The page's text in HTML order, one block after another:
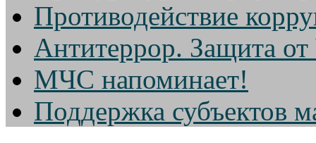
Противодействие
Антитеррор. Защита
МЧС напоминает!
Поддержка субъектов